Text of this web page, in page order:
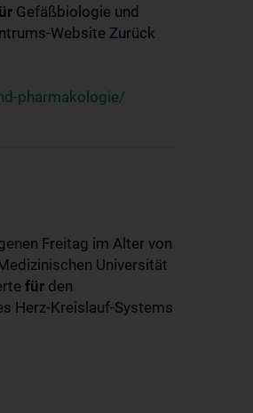
Gefäßbiologie und
Website Zurück
pharmakologie/
Freitag im Alter von
Universität
für den
Herz-Kreislauf-Systems